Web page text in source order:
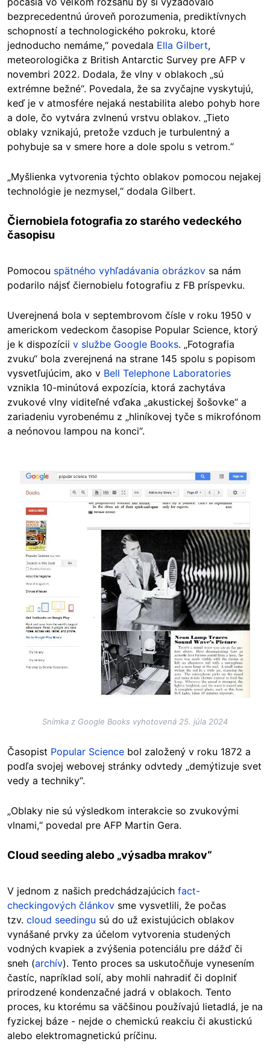
bezprecedentnú úroveň porozumenia, prediktívnych
schopností a technologického pokroku, ktoré
jednoducho nemáme,“ povedala Ella Gilbert,
meteorologička z British Antarctic Survey pre AFP v
novembri 2022. Dodala, že vlny v oblakoch „sú
extrémne bežné“. Povedala, že sa zvyčajne vyskytujú,
keď je v atmosfére nejaká nestabilita alebo pohyb hore
a dole, čo vytvára zvlnenú vrstvu oblakov. „Tieto
oblaky vznikajú, pretože vzduch je turbulentný a
pohybuje sa v smere hore a dole spolu s vetrom.“
„Myšlienka vytvorenia týchto oblakov pomocou nejakej
technológie je nezmysel,“ dodala Gilbert.
Čiernobiela fotografia zo starého vedeckého
časopisu
Pomocou spätného vyhľadávania obrázkov sa nám
podarilo nájsť čiernobielu fotografiu z FB príspevku.
Uverejnená bola v septembrovom čísle v roku 1950 v
americkom vedeckom časopise Popular Science, ktorý
je k dispozícii v službe Google Books. „Fotografia
zvuku“ bola zverejnená na strane 145 spolu s popisom
vysvetľujúcim, ako v Bell Telephone Laboratories
vznikla 10-minútová expozícia, ktorá zachytáva
zvukové vlny viditeľné vďaka „akustickej šošovke“ a
zariadeniu vyrobenému z „hliníkovej tyče s mikrofónom
a neónovou lampou na konci“.
Image
Snímka z Google Books vyhotovená 25. júla 2024
Časopist Popular Science bol založený v roku 1872 a
podľa svojej webovej stránky odvtedy „demýtizuje svet
vedy a techniky“.
„Oblaky nie sú výsledkom interakcie so zvukovými
vlnami,“ povedal pre AFP Martin Gera.
Cloud seedingalebo „výsadba mrakov“
V jednom z našich predchádzajúcich fact-
checkingových článkov sme vysvetlili, že počas
tzv. cloud seedingu sú do už existujúcich oblakov
vynášané prvky za účelom vytvorenia studených
vodných kvapiek a zvýšenia potenciálu pre dážď či
sneh (archív). Tento proces sa uskutočňuje vynesením
častíc, napríklad solí, aby mohli nahradiť či doplniť
prirodzené kondenzačné jadrá v oblakoch. Tento
proces, ku ktorému sa väčšinou používajú lietadlá, je na
fyzickej báze - nejde o chemickú reakciu či akustickú
alebo elektromagnetickú príčinu.